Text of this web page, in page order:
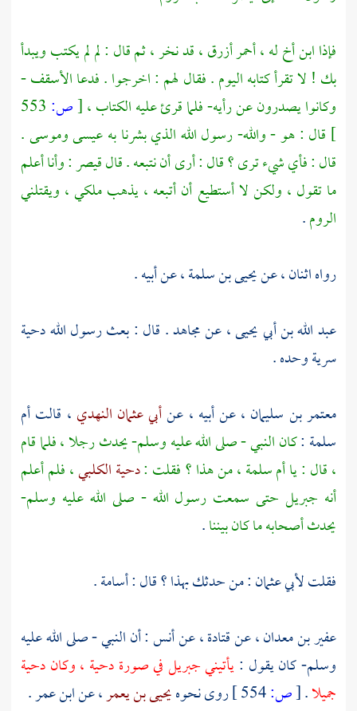
فإذا ابن أخ له ، أحمر أزرق ، قد نخر ، ثم قال : لم لم يكتب ويبدأ
بك ! لا تقرأ كتابه اليوم . فقال لهم : اخرجوا . فدعا الأسقف -
وكانوا يصدرون عن رأيه- فلما قرئ عليه الكتاب ،[ص: 553
] قال : هو - والله- رسول الله الذي بشرنا بهعيسىوموسى.
قال : فأي شيء ترى ؟ قال : أرى أن نتبعه . قالقيصر: وأنا أعلم
ما تقول ، ولكن لا أستطيع أن أتبعه ، يذهب ملكي ، ويقتلني
الروم.
رواه اثنان ، عنيحيى بن سلمة، عن أبيه .
عبد الله بن أبي يحيى، عنمجاهد. قال : بعث رسول اللهدحية
سرية وحده .
معتمر بن سليمان ، عن أبيه ، عنأبي عثمان النهدي ، قالتأم
سلمة :كان النبي - صلى الله عليه وسلم- يحدث رجلا ، فلما قام
، قال : ياأم سلمة، من هذا ؟ فقلت :دحية الكلبي، فلم أعلم
أنه جبريل حتى سمعت رسول الله - صلى الله عليه وسلم-
يحدث أصحابه ما كان بيننا.
فقلتلأبي عثمان: من حدثك بهذا ؟ قال :أسامة.
عفير بن معدان، عنقتادة، عنأنس: أن النبي - صلى الله عليه
وسلم- كان يقول :يأتينيجبريلفي صورةدحية ، وكاندحية
جميلا.
[ص: روى نحوهيحيى بن يعمر، عنابن عمر.